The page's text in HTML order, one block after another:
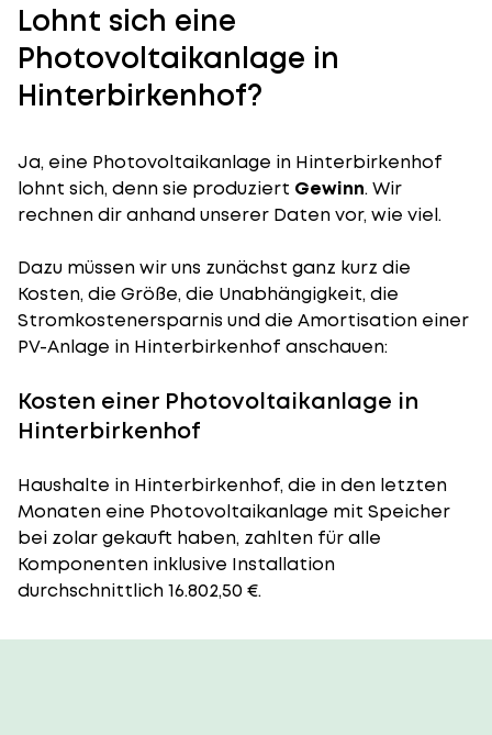
Lohnt sich eine
Photovoltaikanlage in
Hinterbirkenhof?
Ja, eine Photovoltaikanlage in Hinterbirkenhof
lohnt sich, denn sie produziert Gewinn. Wir
rechnen dir anhand unserer Daten vor, wie viel.
Dazu müssen wir uns zunächst ganz kurz die
Kosten, die Größe, die Unabhängigkeit, die
Stromkostenersparnis und die Amortisation einer
PV-Anlage in Hinterbirkenhof anschauen:
Kosten einer Photovoltaikanlage in
Hinterbirkenhof
Haushalte in Hinterbirkenhof, die in den letzten
Monaten eine Photovoltaikanlage mit Speicher
bei zolar gekauft haben, zahlten für alle
Komponenten inklusive Installation
durchschnittlich 16.802,50 €.